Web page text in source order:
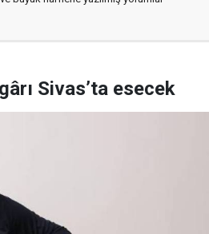
Sivas’ta esecek